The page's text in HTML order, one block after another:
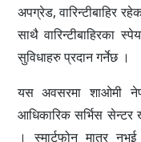
अपग्रेड, वारिन्टीबाहिर
साथै वारिन्टीबाहिरका
सुविधाहरु प्रदान गर्नेछ ।
यस अवसरमा शाओमी
आधिकारिक सर्भिस सेन्टर
। स्मार्टफोन मात्र